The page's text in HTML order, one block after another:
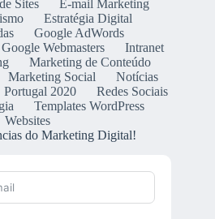
Sites
E-mail Marketing
Estratégia Digital
Google AdWords
Google Webmasters
Intranet
Marketing de Conteúdo
Marketing Social
Notícias
Portugal 2020
Redes Sociais
Templates WordPress
Websites
do Marketing Digital!